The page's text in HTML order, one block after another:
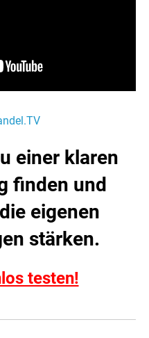
einer klaren
finden und
eigenen
stärken.
testen!